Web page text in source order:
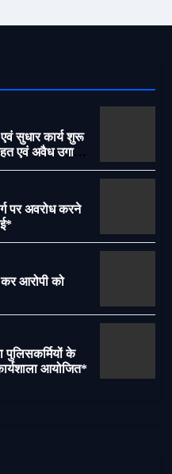
सुधार कार्य शुरू
एवं अवैध उगाही
पर अवरोध करने
आरोपी को
पुलिसकर्मियों के
आयोजित*